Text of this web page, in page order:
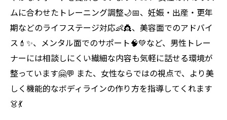
ムに合わせたトレーニング調整🌙📅、妊娠・出産・更年
期などのライフステージ対応👶👸、美容面でのアドバイ
ス💄✨、メンタル面でのサポート🧠💚など、男性トレー
ナーには相談しにくい繊細な内容も気軽に話せる環境が
整っています🤗💬 また、女性ならではの視点で、より美
しく機能的なボディラインの作り方を指導してくれます
👗💃